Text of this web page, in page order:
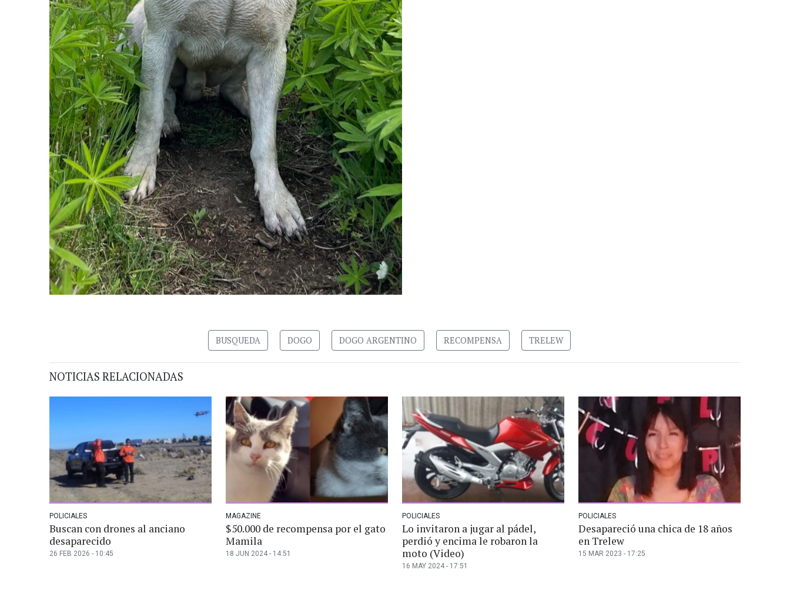
BUSQUEDA DOGO DOGO ARGENTINO RECOMPENSA TRELEW
NOTICIAS RELACIONADAS
POLICIALES
Buscan con drones al anciano
desaparecido
26 FEB 2026 - 10:45
MAGAZINE
$50.000 de recompensa por el gato
Mamila
18 JUN 2024 - 14:51
POLICIALES
Lo invitaron a jugar al pádel,
perdió y encima le robaron la
moto (Video)
16 MAY 2024 - 17:51
POLICIALES
Desapareció una chica de 18 años
en Trelew
15 MAR 2023 - 17:25